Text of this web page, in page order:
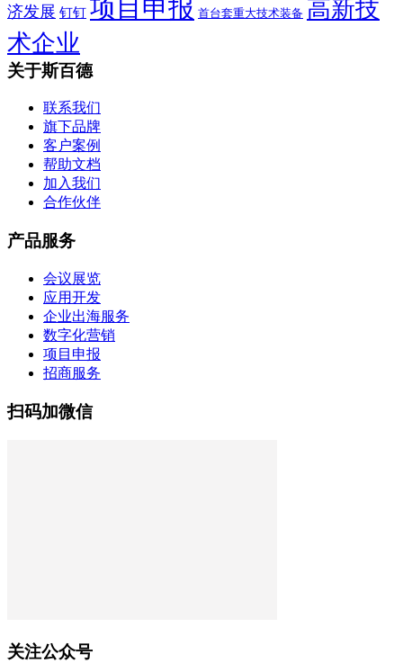
济发展 钉钉 项目申报 首台套重大技术装备 高新技
术企业
关于斯百德
联系我们
旗下品牌
客户案例
帮助文档
加入我们
合作伙伴
产品服务
会议展览
应用开发
企业出海服务
数字化营销
项目申报
招商服务
扫码加微信
关注公众号